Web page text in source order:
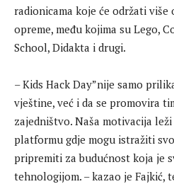
radionicama koje će održati više
opreme, među kojima su Lego,
School, Didakta i drugi.
– Kids Hack Day”nije samo
vještine, već i da se promovira
zajedništvo. Naša motivacija
platformu gdje mogu istražiti
pripremiti za budućnost koja je
tehnologijom. – kazao je Fajkić,